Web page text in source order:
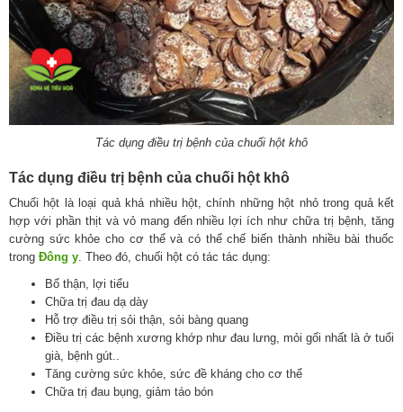
Tác dụng điều trị bệnh của chuối hột khô
Tác dụng điều trị bệnh của chuối hột khô
Chuối hột là loại quả khá nhiều hột, chính những hột nhỏ trong quả kết
hợp với phần thịt và vỏ mang đến nhiều lợi ích như chữa trị bệnh, tăng
cường sức khỏe cho cơ thể và có thể chế biến thành nhiều bài thuốc
trong Đông y. Theo đó, chuối hột có tác tác dụng:
Bổ thận, lợi tiểu
Chữa trị đau dạ dày
Hỗ trợ điều trị sỏi thận, sỏi bàng quang
Điều trị các bệnh xương khớp như đau lưng, mỏi gối nhất là ở tuổi
già, bệnh gút..
Tăng cường sức khỏe, sức đề kháng cho cơ thể
Chữa trị đau bụng, giảm táo bón